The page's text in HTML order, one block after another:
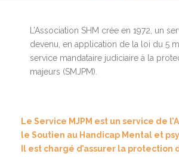
L’Association SHM crée en 1972, un
devenu, en application de la loi du 5
service mandataire judiciaire à la
majeurs (SMJPM).
Le Service MJPM est un service de
le Soutien au Handicap Mental et
Il est chargé d’assurer la protection